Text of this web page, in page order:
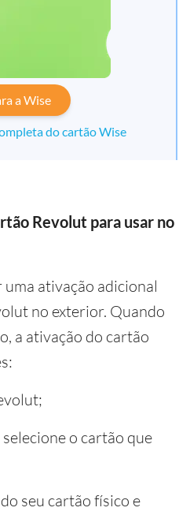
a Wise
do cartão Wise
Revolut para usar no
uma ativação adicional
no exterior. Quando
a ativação do cartão
o cartão que
seu cartão físico e